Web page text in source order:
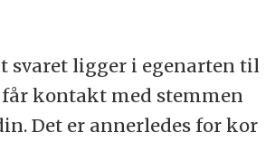
svaret ligger i egenarten til
kontakt med stemmen
Det er annerledes for kor